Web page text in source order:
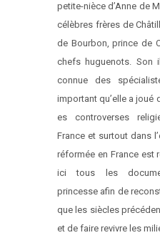
petite-nièce d’Anne de
célèbres frères de
de Bourbon, prince de
chefs huguenots. Son
connue des
important qu’elle a joué
es controverses
France et surtout dans
réformée en France est
ici tous les
princesse afin de
que les siècles
et de faire revivre les